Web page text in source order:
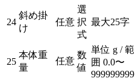
24
斜め掛
け
任意
選
択
式
最大25字
25
本体重
量
任意
数
値
単位 g / 範
囲 0.0〜
999999999